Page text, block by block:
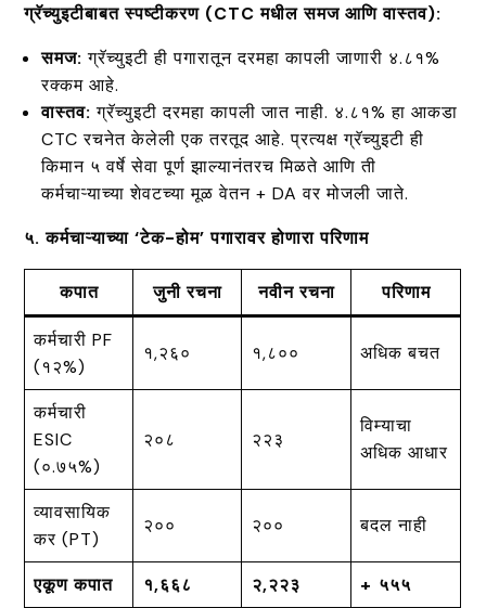
ग्रॅच्युइटीबाबत स्पष्टीकरण (CTC मधील समज आणि वास्तव):
समज: ग्रॅच्युइटी ही पगारातून दरमहा कापली जाणारी ४.८१%
रक्कम आहे.
वास्तव: ग्रॅच्युइटी दरमहा कापली जात नाही. ४.८१% हा आकडा
CTC रचनेत केलेली एक तरतूद आहे. प्रत्यक्ष ग्रॅच्युइटी ही
किमान ५ वर्षे सेवा पूर्ण झाल्यानंतरच मिळते आणि ती
कर्मचाऱ्याच्या शेवटच्या मूळ वेतन + DA वर मोजली जाते.
५. कर्मचाऱ्याच्या ‘टेक-होम’ पगारावर होणारा परिणाम
कपात जुनी रचना नवीन रचना परिणाम
कर्मचारी PF
(१२%)
₹१,२६० ₹१,८०० अधिक बचत
कर्मचारी
ESIC
(०.७५%)
₹२०८ ₹२२३
विम्याचा
अधिक आधार
व्यावसायिक
कर (PT)
₹२०० ₹२०० बदल नाही
एकूण कपात ₹१,६६८ ₹२,२२३ + ₹५५५